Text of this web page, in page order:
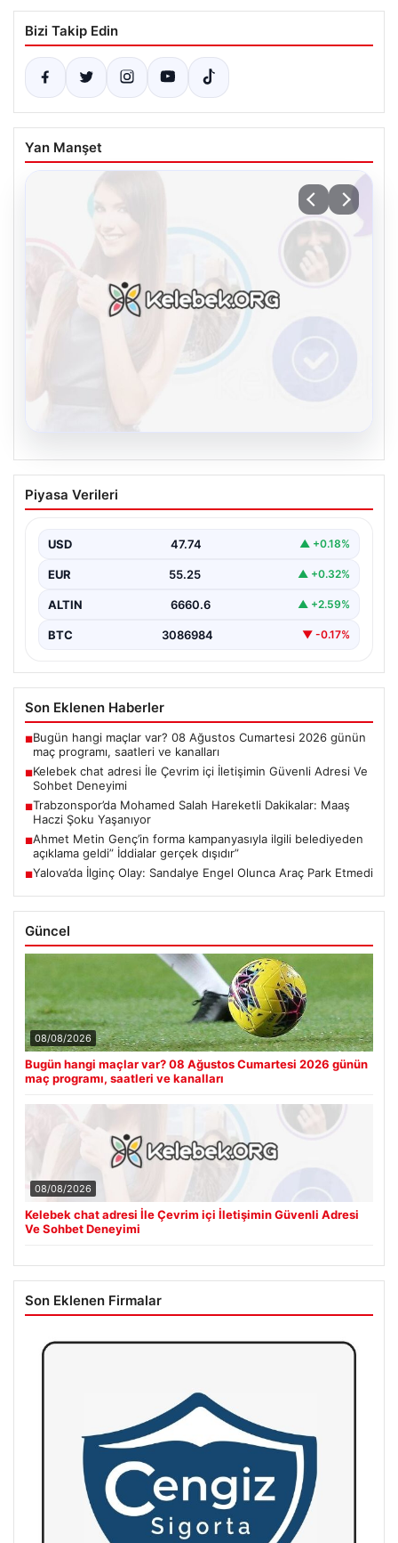
Bizi Takip Edin
Yan Manşet
Kelebek chat adresi İle Çevrim içi
İletişimin Güvenli Adresi Ve Sohbet
Sanal çağında bireylerin seviyeli bir tarzda bağlantı
Piyasa Verileri
USD 47.74 ▲ +0.18%
EUR 55.25 ▲ +0.32%
ALTIN 6660.6 ▲ +2.59%
BTC 3086984 ▼ -0.17%
Son Eklenen Haberler
■Bugün hangi maçlar var? 08 Ağustos Cumartesi 2026 günün
maç programı, saatleri ve kanalları
■Kelebek chat adresi İle Çevrim içi İletişimin Güvenli Adresi Ve
Sohbet Deneyimi
■Trabzonspor’da Mohamed Salah Hareketli Dakikalar: Maaş
Haczi Şoku Yaşanıyor
■Ahmet Metin Genç’in forma kampanyasıyla ilgili belediyeden
açıklama geldi” İddialar gerçek dışıdır”
■Yalova’da İlginç Olay: Sandalye Engel Olunca Araç Park Etmedi
Güncel
08/08/2026
Bugün hangi maçlar var? 08 Ağustos Cumartesi 2026 günün
maç programı, saatleri ve kanalları
08/08/2026
Kelebek chat adresi İle Çevrim içi İletişimin Güvenli Adresi
Ve Sohbet Deneyimi
Son Eklenen Firmalar